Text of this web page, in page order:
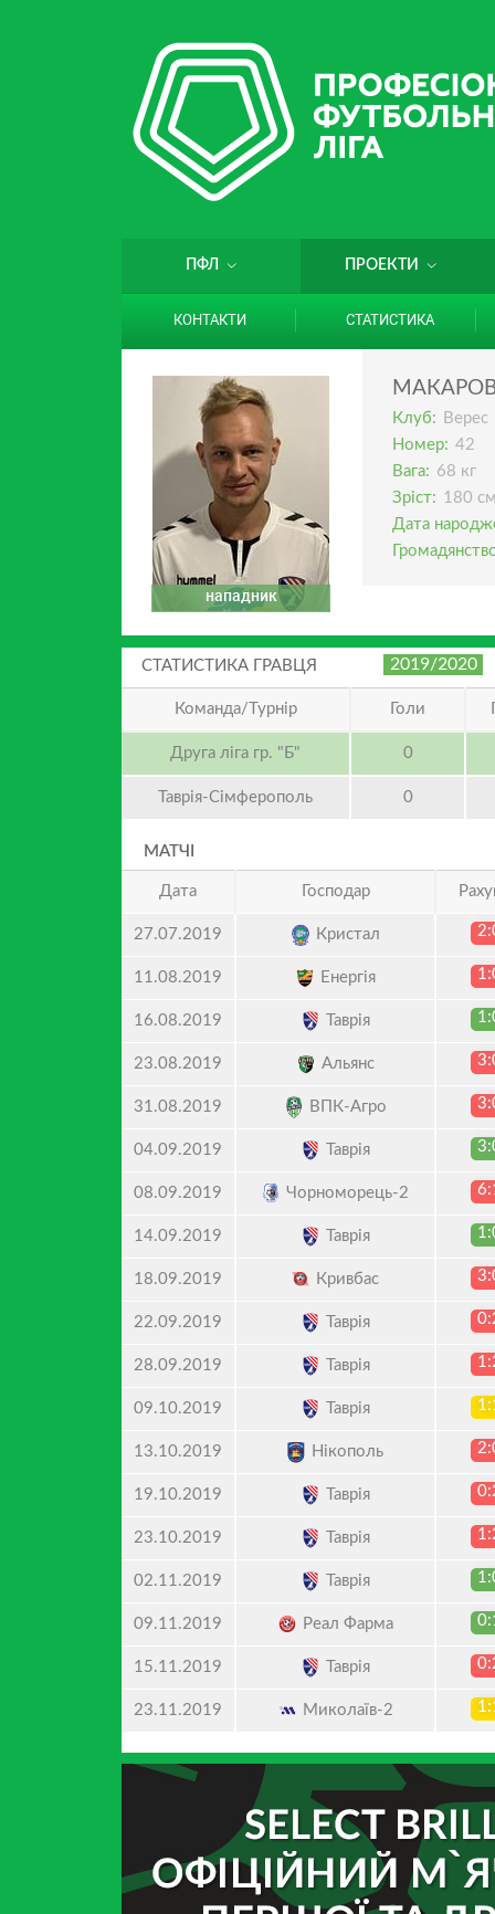
ПФЛ ПРОЕКТИ
КОНТАКТИ СТАТИСТИКА
нападник
Клуб:
Верес
Номер: 42
Вага: 68 кг
Зріст: 180
Дата
СТАТИСТИКА ГРАВЦЯ 2019/2020
Команда/Турнір Голи
Друга ліга гр. "Б" 0
Таврія-Сімферополь 0
МАТЧІ
Дата Господар
27.07.2019 Кристал
11.08.2019 Енергія
16.08.2019 Таврія
23.08.2019 Альянс
31.08.2019 ВПК-Агро
04.09.2019 Таврія
08.09.2019 Чорноморець-2
14.09.2019 Таврія
18.09.2019 Кривбас
22.09.2019 Таврія
28.09.2019 Таврія
09.10.2019 Таврія
13.10.2019 Нікополь
19.10.2019 Таврія
23.10.2019 Таврія
02.11.2019 Таврія
09.11.2019 Реал Фарма
15.11.2019 Таврія
23.11.2019 Миколаїв-2